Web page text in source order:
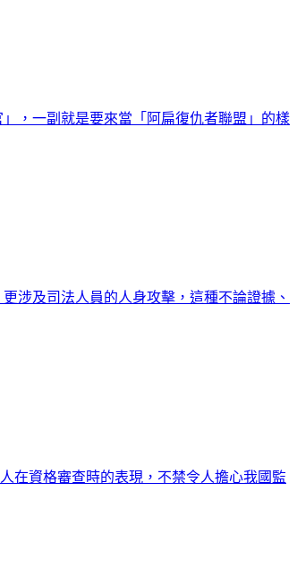
，一副就是要來當「阿扁復仇者聯盟」的樣
涉及司法人員的人身攻擊，這種不論證據、
在資格審查時的表現，不禁令人擔心我國監